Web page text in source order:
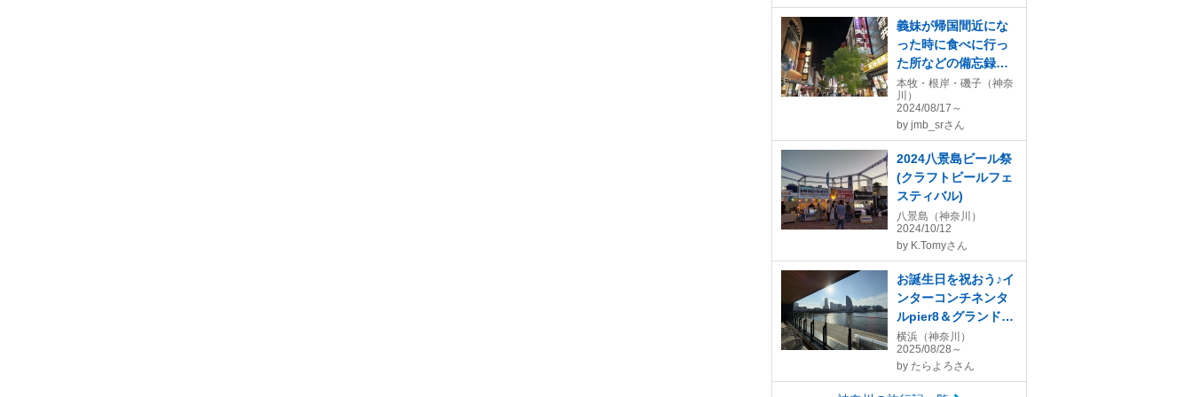
義妹が帰国間近にな
った時に食べに行っ
た所などの備忘録を
まとめてみました。
本牧・根岸・磯子（神奈
川）
2024/08/17～
byjmb_srさん
2024八景島ビール祭
(クラフトビールフェ
スティバル)
八景島（神奈川）
2024/10/12
by K.Tomyさん
お誕生日を祝おう♪イ
ンターコンチネンタ
ルpier8＆グランドニ
ッコー東京台場！前
泊の浜松餃子とツタ
ンカーメン展/pier8
横浜（神奈川）
2025/08/28～
by たらよろさん